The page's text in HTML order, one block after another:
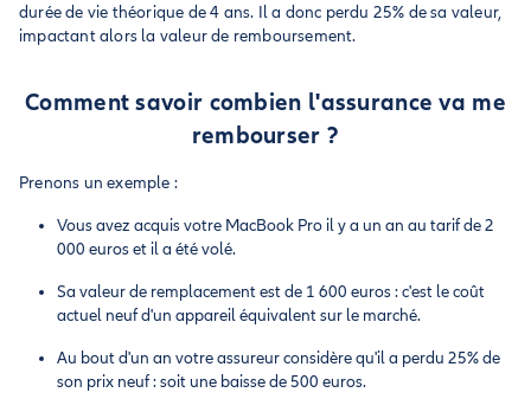
durée de vie théorique de 4 ans. Il a donc perdu 25% de sa valeur,
impactant alors la valeur de remboursement.
Comment savoir combien l'assurance va me
rembourser ?
Prenons un exemple :
Vous avez acquis votre MacBook Pro il y a un an au tarif de 2
000 euros et il a été volé.
Sa valeur de remplacement est de 1 600 euros : c'est le coût
actuel neuf d'un appareil équivalent sur le marché.
Au bout d'un an votre assureur considère qu'il a perdu 25% de
son prix neuf : soit une baisse de 500 euros.